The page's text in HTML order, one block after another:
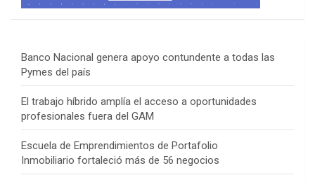
Banco Nacional genera apoyo contundente a todas las
Pymes del país
El trabajo híbrido amplía el acceso a oportunidades
profesionales fuera del GAM
Escuela de Emprendimientos de Portafolio
Inmobiliario fortaleció más de 56 negocios